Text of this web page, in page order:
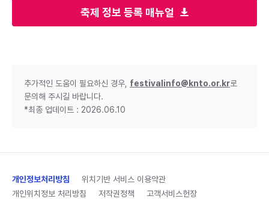
축제 정보 등록 매뉴얼
추가적인 도움이 필요하신 경우, festivalinfo@knto.or.kr로
문의해 주시길 바랍니다.
*최종 업데이트 : 2026.06.10
개인정보처리방침
위치기반 서비스 이용약관
개인위치정보 처리방침
저작권정책 고객서비스헌장